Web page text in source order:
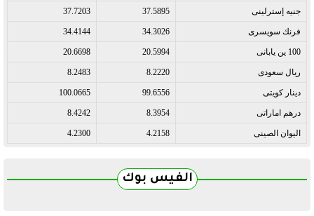
جنيه إسترلينى 37.5895
37.7203
فرنك سويسرى 34.3026
34.4144
100 ين يابانى 20.5994
20.6698
ريال سعودى 8.2220
8.2483
دينار كويتى 99.6556
100.0665
درهم اماراتى 8.3954
8.4242
اليوان الصينى 4.2158
4.2300
الفيس بوك